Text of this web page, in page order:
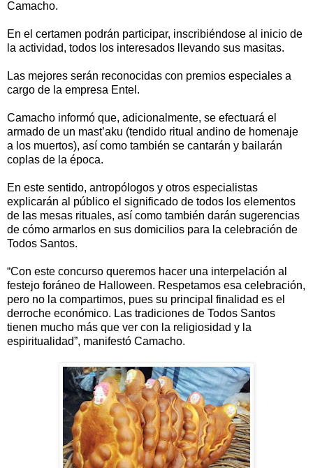
Camacho.
En el certamen podrán participar, inscribiéndose al inicio de
la actividad, todos los interesados llevando sus masitas.
Las mejores serán reconocidas con premios especiales a
cargo de la empresa Entel.
Camacho informó que, adicionalmente, se efectuará el
armado de un mast’aku (tendido ritual andino de homenaje
a los muertos), así como también se cantarán y bailarán
coplas de la época.
En este sentido, antropólogos y otros especialistas
explicarán al público el significado de todos los elementos
de las mesas rituales, así como también darán sugerencias
de cómo armarlos en sus domicilios para la celebración de
Todos Santos.
“Con este concurso queremos hacer una interpelación al
festejo foráneo de Halloween. Respetamos esa celebración,
pero no la compartimos, pues su principal finalidad es el
derroche económico. Las tradiciones de Todos Santos
tienen mucho más que ver con la religiosidad y la
espiritualidad”, manifestó Camacho.